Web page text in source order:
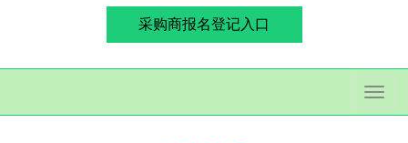
采购商报名登记入口
切